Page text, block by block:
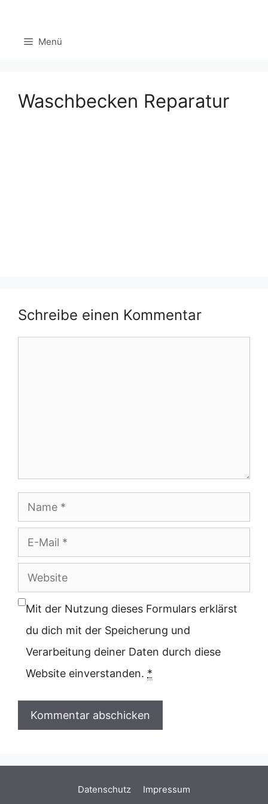
Menü
Waschbecken Reparatur
Schreibe einen Kommentar
Name
E-
Mail
Website
Mit der Nutzung dieses Formulars erklärst
du dich mit der Speicherung und
Verarbeitung deiner Daten durch diese
Website einverstanden. *
Datenschutz Impressum